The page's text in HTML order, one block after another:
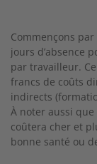
Commençons
jours d’absence
par travailleur.
francs de coûts
indirects
À noter aussi
coûtera cher et
bonne santé ou